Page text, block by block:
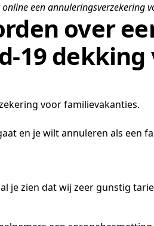
een annuleringsverzekering
over
19 dekking
voor familievakanties.
en je wilt annuleren als een
je zien dat wij zeer gunstig